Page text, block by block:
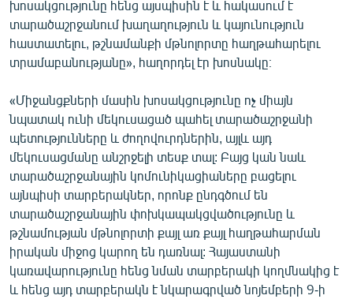
խոսակցությունը հենց այսպիսին է և հակասում է
տարածաշրջանում խաղաղություն և կայունություն
հաստատելու, թշնամանքի մթնոլորտը հաղթահարելու
տրամաբանությանը», հաղորդել էր խոսնակը։
«Միջանցքների մասին խոսակցությունը ոչ միայն
նպատակ ունի մեկուսացած պահել տարածաշրջանի
պետությունները և ժողովուրդներին, այլև այդ
մեկուսացմանը անշրջելի տեսք տալ: Բայց կան նաև
տարածաշրջանային կոմունիկացիաները բացելու
այնպիսի տարբերակներ, որոնք ընդգծում են
տարածաշրջանային փոխկապակցվածությունը և
թշնամության մթնոլորտի քայլ առ քայլ հաղթահարման
իրական միջոց կարող են դառնալ: Հայաստանի
կառավարությունը հենց նման տարբերակի կողմնակից է
և հենց այդ տարբերակն է նկարագրված նոյեմբերի 9-ի